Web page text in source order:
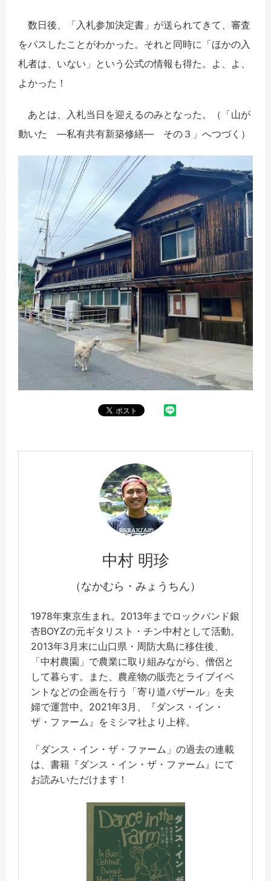
数日後、「入札参加決定書」が送られてきて、審査
をパスしたことがわかった。それと同時に「ほかの入
札者は、いない」という公式の情報も得た。よ、よ、
よかった！
あとは、入札当日を迎えるのみとなった。（「山が
動いた ―私有共有新築修繕― その３」へつづく）
中村 明珍
（なかむら・みょうちん）
1978年東京生まれ。2013年までロックバンド銀
杏BOYZの元ギタリスト・チン中村として活動。
2013年3月末に山口県・周防大島に移住後、
「中村農園」で農業に取り組みながら、僧侶と
して暮らす。また、農産物の販売とライブイベ
ントなどの企画を行う「寄り道バザール」を夫
婦で運営中。2021年3月、『ダンス・イン・
ザ・ファーム』をミシマ社より上梓。
「ダンス・イン・ザ・ファーム」の過去の連載
は、書籍『ダンス・イン・ザ・ファーム』にて
お読みいただけます！